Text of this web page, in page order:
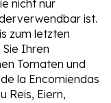
nicht nur
ist.
zum letzten
Ihren
Tomaten und
la Encomiendas
Reis, Eiern,